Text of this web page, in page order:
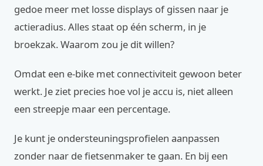
gedoe meer met losse displays of gissen naar je
actieradius. Alles staat op één scherm, in je
broekzak. Waarom zou je dit willen?
Omdat een e-bike met connectiviteit gewoon beter
werkt. Je ziet precies hoe vol je accu is, niet alleen
een streepje maar een percentage.
Je kunt je ondersteuningsprofielen aanpassen
zonder naar de fietsenmaker te gaan. En bij een